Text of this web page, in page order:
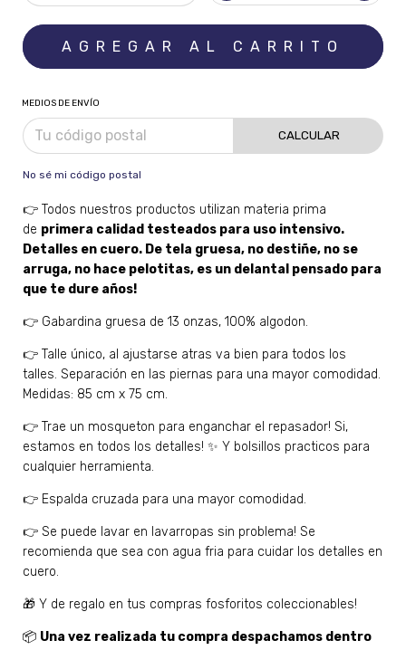
MEDIOS DE ENVÍO
CALCULAR
No sé mi código postal
👉 Todos nuestros productos utilizan materia prima
de primera calidad testeados para uso intensivo.
Detalles en cuero. De tela gruesa, no destiñe, no se
arruga, no hace pelotitas, es un delantal pensado para
que te dure años!
👉 Gabardina gruesa de 13 onzas, 100% algodon.
👉 Talle único, al ajustarse atras va bien para todos los
talles. Separación en las piernas para una mayor comodidad.
Medidas: 85 cm x 75 cm.
👉 Trae un mosqueton para enganchar el repasador! Si,
estamos en todos los detalles! ✨ Y bolsillos practicos para
cualquier herramienta.
👉 Espalda cruzada para una mayor comodidad.
👉 Se puede lavar en lavarropas sin problema! Se
recomienda que sea con agua fria para cuidar los detalles en
cuero.
🎁 Y de regalo en tus compras fosforitos coleccionables!
📦 Una vez realizada tu compra despachamos dentro